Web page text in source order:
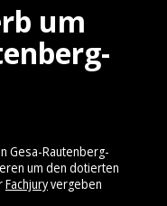
um
Gesa-Rautenberg-
um den dotierten
Fachjuryvergeben